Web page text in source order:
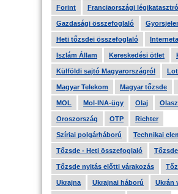
Forint Franciaországi
Gazdasági összefoglaló
Heti tőzsdei összefoglaló
Iszlám Állam Kereskedési ötlet
Külföldi sajtó Magyarországról
Magyar Telekom Magyar tőzsde
MOL Mol-INA-ügy Olaj
Oroszország OTP Richter
Szíriai polgárháború Technikai
Tőzsde - Heti összefoglaló
Tőzsde nyitás előtti várakozás
Ukrajna Ukrajnai háború Ukrán